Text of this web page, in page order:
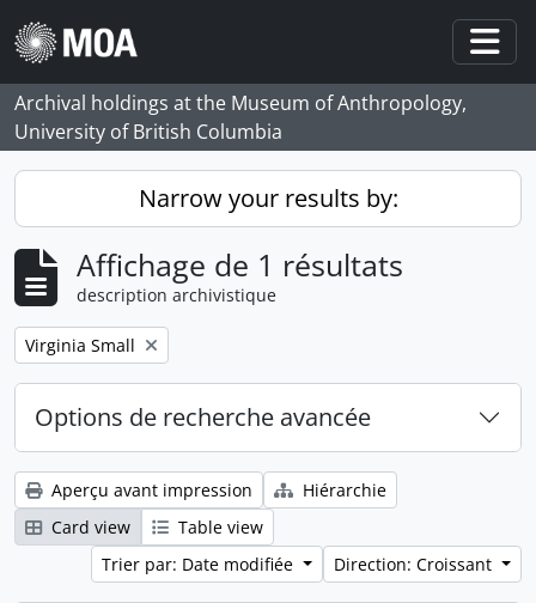
Skip to main content
Archival holdings at the Museum of Anthropology,
University of British Columbia
Narrow your results by:
Affichage de 1 résultats
description archivistique
Remove filter:
Virginia Small
Options de recherche avancée
Aperçu avant impression
Hiérarchie
Card view
Table view
Trier par: Date modifiée
Direction: Croissant